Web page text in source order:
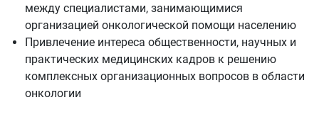
между специалистами, занимающимися
организацией онкологической помощи населению
Привлечение интереса общественности, научных и
практических медицинских кадров к решению
комплексных организационных вопросов в области
онкологии